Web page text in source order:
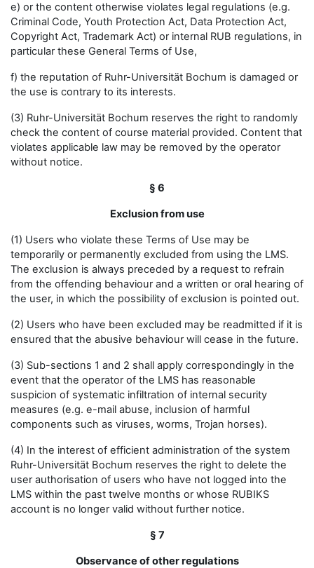
e) or the content otherwise violates legal regulations (e.g.
Criminal Code, Youth Protection Act, Data Protection Act,
Copyright Act, Trademark Act) or internal RUB regulations, in
particular these General Terms of Use,
f) the reputation of Ruhr-Universität Bochum is damaged or
the use is contrary to its interests.
(3) Ruhr-Universität Bochum reserves the right to randomly
check the content of course material provided. Content that
violates applicable law may be removed by the operator
without notice.
§ 6
Exclusion from use
(1) Users who violate these Terms of Use may be
temporarily or permanently excluded from using the LMS.
The exclusion is always preceded by a request to refrain
from the offending behaviour and a written or oral hearing of
the user, in which the possibility of exclusion is pointed out.
(2) Users who have been excluded may be readmitted if it is
ensured that the abusive behaviour will cease in the future.
(3) Sub-sections 1 and 2 shall apply correspondingly in the
event that the operator of the LMS has reasonable
suspicion of systematic infiltration of internal security
measures (e.g. e-mail abuse, inclusion of harmful
components such as viruses, worms, Trojan horses).
(4) In the interest of efficient administration of the system
Ruhr-Universität Bochum reserves the right to delete the
user authorisation of users who have not logged into the
LMS within the past twelve months or whose RUBIKS
account is no longer valid without further notice.
§ 7
Observance of other regulations